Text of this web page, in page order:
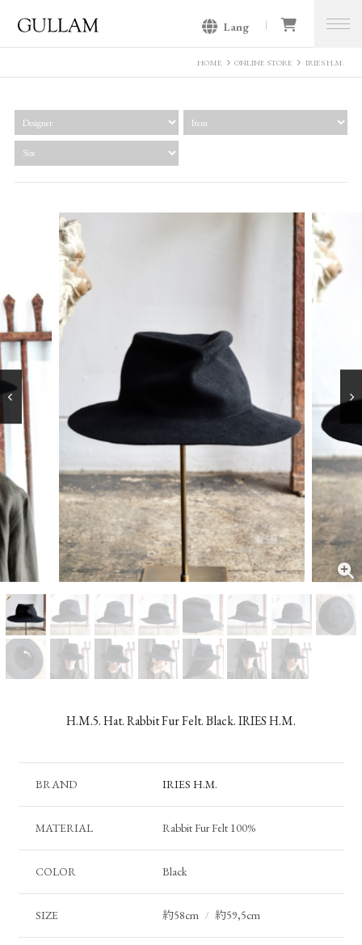
Lang
HOME ONLINE STORE IRIES H.M.
H.M.5. Hat. Rabbit Fur Felt. Black. IRIES H.M.
BRAND IRIES H.M.
MATERIAL Rabbit Fur Felt 100%
COLOR Black
SIZE 約58cm / 約59,5cm